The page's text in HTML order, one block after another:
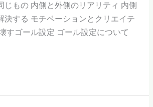
じもの 内側と外側のリアリティ 内側
決する モチベーションとクリエイテ
すゴール設定 ゴール設定について